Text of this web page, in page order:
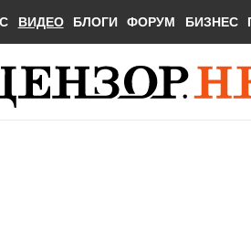
ВИДЕО БЛОГИ ФОРУМ БИЗНЕС